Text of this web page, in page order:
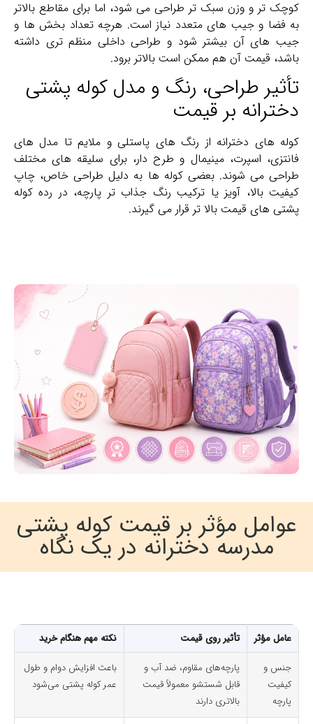
کوچک‌ تر و وزن سبک‌ تر طراحی می ‌شود، اما برای مقاطع بالاتر
به فضا و جیب های متعدد نیاز است. هرچه تعداد بخش ‌ها و
جیب‌ های آن بیشتر شود و طراحی داخلی منظم‌ تری داشته
باشد، قیمت آن هم ممکن است بالاتر برود.
تأثیر طراحی، رنگ و مدل کوله پشتی
دخترانه بر قیمت
کوله‌ های دخترانه از رنگ‌ های پاستلی و ملایم تا مدل‌ های
فانتزی، اسپرت، مینیمال و طرح‌ دار، برای سلیقه‌ های مختلف
طراحی می‌ شوند. بعضی کوله ‌ها به دلیل طراحی خاص، چاپ
کیفیت بالا، آویز یا ترکیب رنگ جذاب ‌تر پارچه، در رده کوله
پشتی های قیمت بالا تر قرار می‌ گیرند.
عوامل مؤثر بر قیمت کوله پشتی
مدرسه دخترانه در یک نگاه
عامل مؤثر تأثیر روی قیمت
نکته مهم هنگام خرید
جنس و
کیفیت
پارچه
پارچه‌های مقاوم، ضد آب و
قابل شستشو معمولاً قیمت
بالاتری دارند
باعث افزایش دوام و طول
عمر کوله پشتی می‌شود